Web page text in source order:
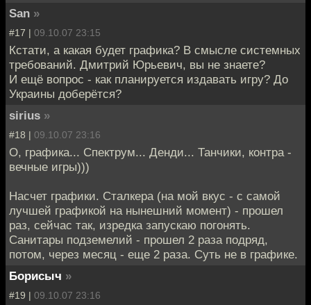
San »
#17 | 09.10.07 23:15
Кстати, а какая будет графика? В смысле системных
требований. Дмитрий Юрьевич, вы не знаете?
И ещё вопрос - как планируется издавать игру? До
Украины доберётся?
sirius »
#18 | 09.10.07 23:16
О, графика... Спектрум... Денди... Танчики, контра -
вечные игры)))
Насчет графики. Сталкера (на мой вкус - с самой
лучшей графикой на нынешний момент) - прошел
раз, сейчас так, изредка запускаю погонять.
Санитары подземелий - прошел 2 раза подряд,
потом, через месяц - еще 2 раза. Суть не в графике.
Борисыч »
#19 | 09.10.07 23:16